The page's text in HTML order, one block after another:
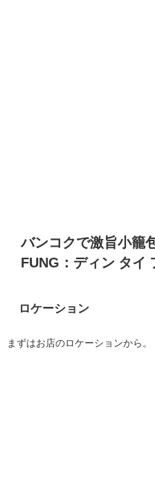
バンコクで激旨小籠
FUNG：ディン タイ
ロケーション
まずはお店のロケーションから。